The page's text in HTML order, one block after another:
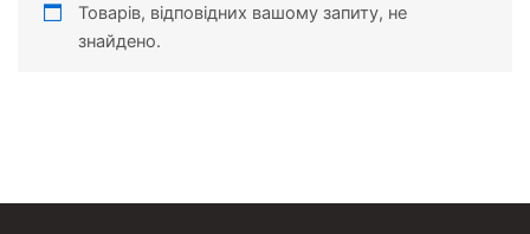
Товарів, відповідних вашому запиту, не
знайдено.